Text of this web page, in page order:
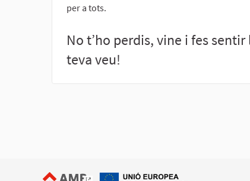
per a tots.
No t’ho perdis, vine i fes sentir
teva veu!